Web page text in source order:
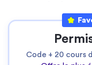
Code + 20 cours